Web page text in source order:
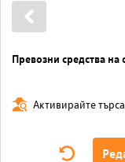
Превозни средства на
Активирайте